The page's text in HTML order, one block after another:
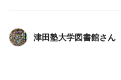
津田塾大学図書館さん